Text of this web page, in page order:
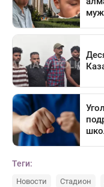
Теги:
Новости Стадион